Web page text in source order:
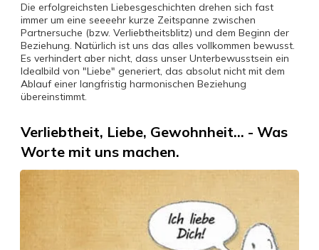
Die erfolgreichsten Liebesgeschichten drehen sich fast
immer um eine seeeehr kurze Zeitspanne zwischen
Partnersuche (bzw. Verliebtheitsblitz) und dem Beginn der
Beziehung. Natürlich ist uns das alles vollkommen bewusst.
Es verhindert aber nicht, dass unser Unterbewusstsein ein
Idealbild von "Liebe" generiert, das absolut nicht mit dem
Ablauf einer langfristig harmonischen Beziehung
übereinstimmt.
Verliebtheit, Liebe, Gewohnheit... - Was
Worte mit uns machen.